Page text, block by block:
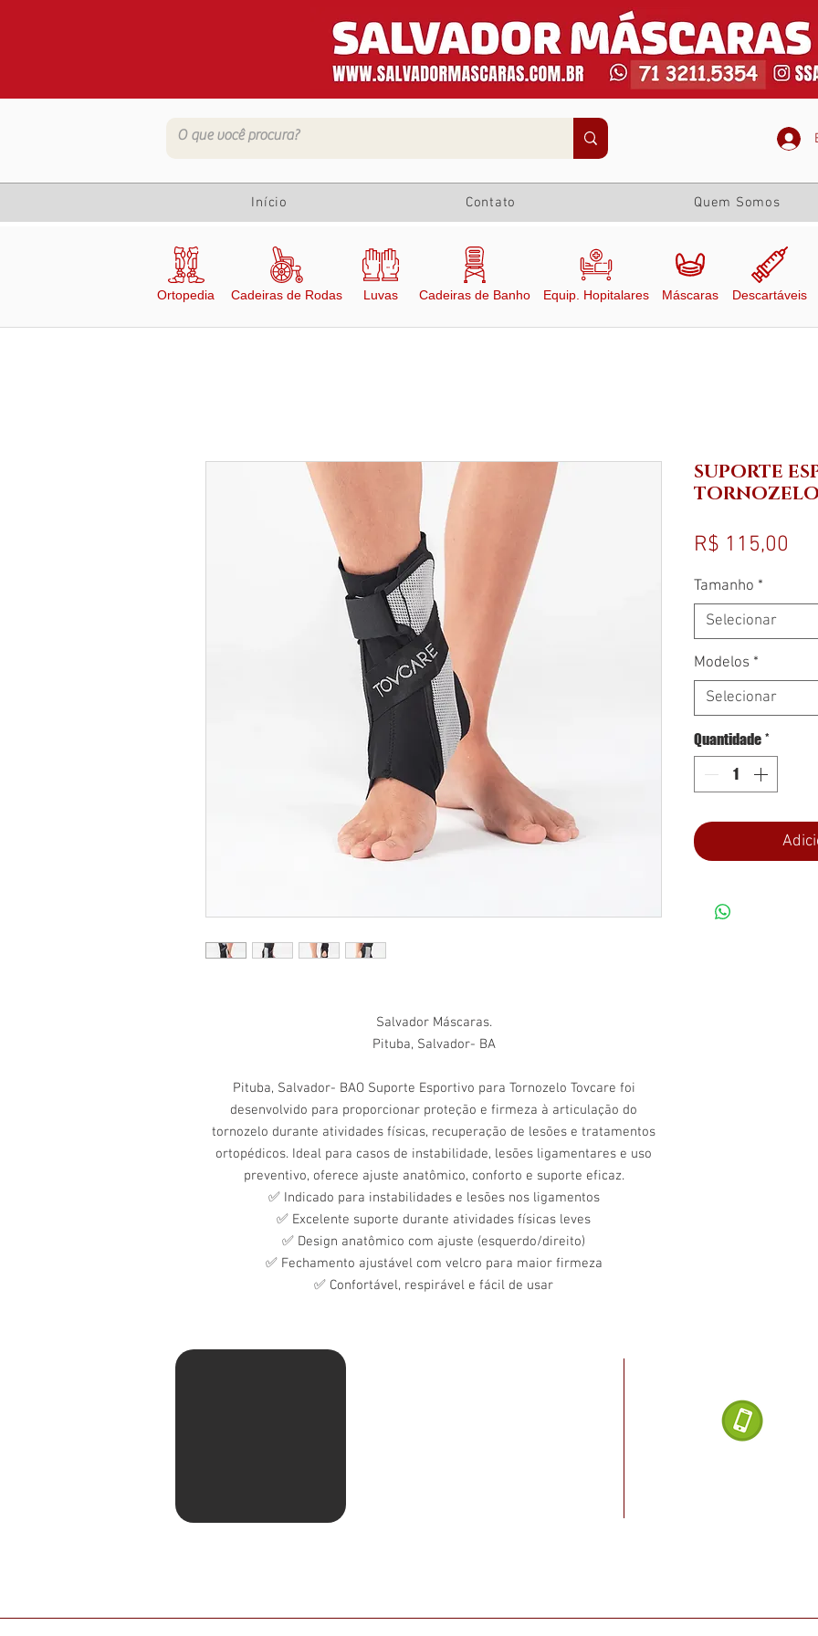
Início Contato Quem Somos
Ortopedia Cadeiras de Rodas Luvas Cadeiras de Banho Equip. Hopitalares Máscaras Descartáveis
Salvador Máscaras.
Pituba, Salvador- BA
Pituba, Salvador- BAO Suporte Esportivo para Tornozelo Tovcare foi
desenvolvido para proporcionar proteção e firmeza à articulação do
tornozelo durante atividades físicas, recuperação de lesões e tratamentos
ortopédicos. Ideal para casos de instabilidade, lesões ligamentares e uso
preventivo, oferece ajuste anatômico, conforto e suporte eficaz.
✅ Indicado para instabilidades e lesões nos ligamentos
✅ Excelente suporte durante atividades físicas leves
✅ Design anatômico com ajuste (esquerdo/direito)
✅ Fechamento ajustável com velcro para maior firmeza
✅ Confortável, respirável e fácil de usar
SUPORTE
TORNOZELO
R$ 115,00
Tamanho *
Selecionar
Modelos *
Selecionar
Quantidade *